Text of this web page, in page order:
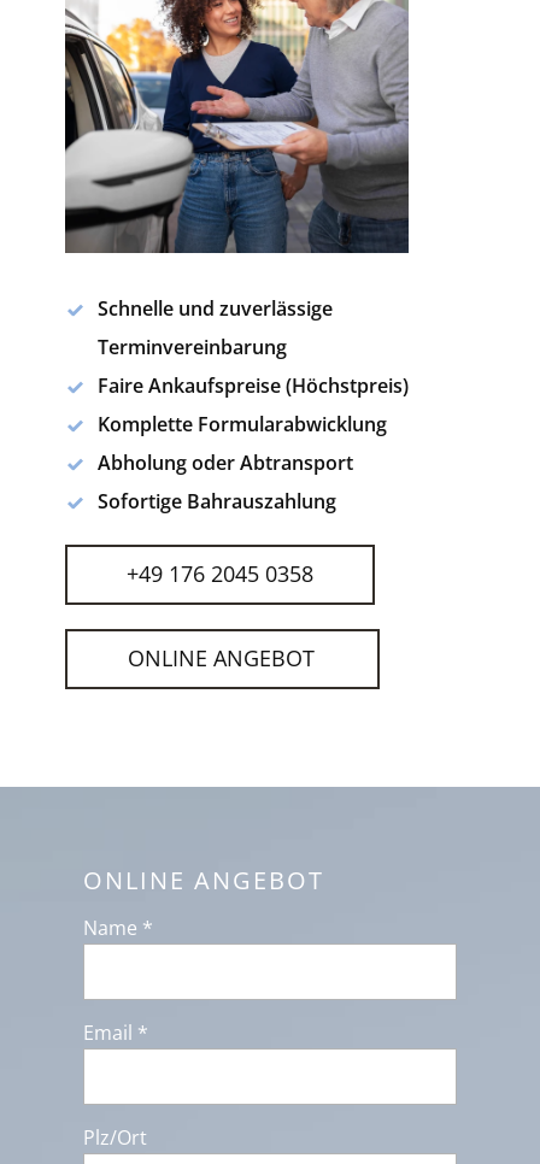
Schnelle und zuverlässige
Terminvereinbarung
Faire Ankaufspreise (Höchstpreis)
Komplette Formularabwicklung
Abholung oder Abtransport
Sofortige Bahrauszahlung
+49 176 2045 0358
ONLINE ANGEBOT
ONLINE ANGEBOT
Name *
Email *
Plz/Ort